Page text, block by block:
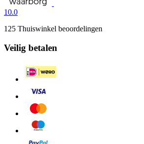
10.0
125 Thuiswinkel beoordelingen
Veilig betalen